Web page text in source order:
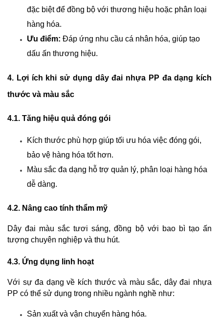
đặc biệt để đồng bộ với thương hiệu hoặc phân loại
hàng hóa.
Ưu điểm: Đáp ứng nhu cầu cá nhân hóa, giúp tạo
dấu ấn thương hiệu.
4. Lợi ích khi sử dụng dây đai nhựa PP đa dạng kích
thước và màu sắc
4.1. Tăng hiệu quả đóng gói
Kích thước phù hợp giúp tối ưu hóa việc đóng gói,
bảo vệ hàng hóa tốt hơn.
Màu sắc đa dạng hỗ trợ quản lý, phân loại hàng hóa
dễ dàng.
4.2. Nâng cao tính thẩm mỹ
Dây đai màu sắc tươi sáng, đồng bộ với bao bì tạo ấn
tượng chuyên nghiệp và thu hút.
4.3. Ứng dụng linh hoạt
Với sự đa dạng về kích thước và màu sắc, dây đai nhựa
PP có thể sử dụng trong nhiều ngành nghề như:
Sản xuất và vận chuyển hàng hóa.